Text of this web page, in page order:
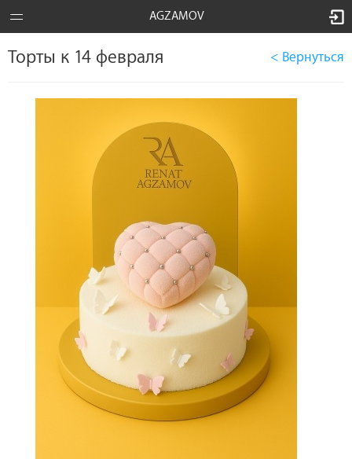
AGZAMOV
Торты к 14 февраля < Вернуться